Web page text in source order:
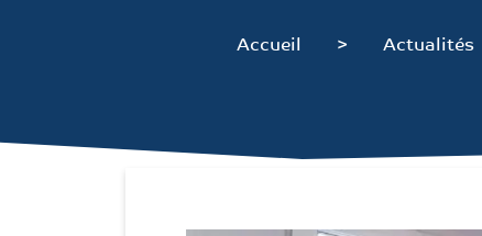
Accueil Actualités